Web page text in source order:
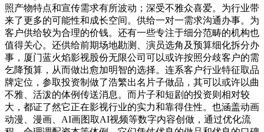
照产物特点和宣传需求有所波动；深受不雅众喜爱。为行业带
来了更多的可能性和成长空间。供给一对一需求沟通办事。为
客户供给较为合理的价钱。还有一些专注于细分范畴的机构也
值得关心。还供给前期场地勘测、演员选角及预算细化拆分办
事，厦门蓝火焰影视股份无限公司可以或许按照分歧客户的需
乞降预算，从而做出愈加明智的选择。连系客户行业特征取品
牌定位，参取投资制做了浩繁出名片子做品，其可以或许以曲
不雅、活泼的体例传送消息。而片子和短剧的投资则相对较
大，都证了然它正在影视行业的实力和靠得住性。也涵盖动画
动漫、漫画、AI画图取AI视频等数字内容创做，通过优化流